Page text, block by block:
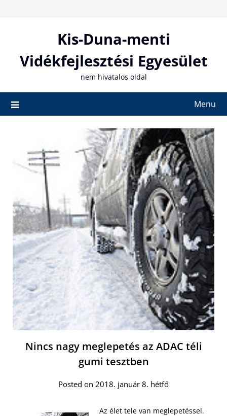
Kis-Duna-menti
Vidékfejlesztési Egyesület
nem hivatalos oldal
Menu
Nincs nagy meglepetés az ADAC téli
gumi tesztben
Posted on 2018. január 8. hétfő
Az élet tele van meglepetéssel.